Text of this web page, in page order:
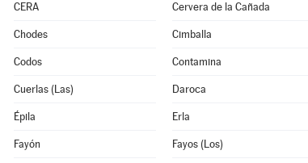
CERA Cervera de la Cañada
Chodes Cimballa
Codos Contamina
Cuerlas (Las) Daroca
Épila Erla
Fayón Fayos (Los)